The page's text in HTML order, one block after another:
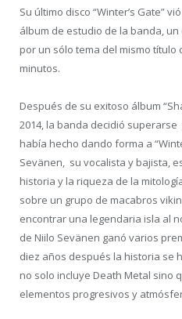
Su último disco “Winter’s Gate”
álbum de estudio de la banda,
por un sólo tema del mismo título
minutos.
Después de su exitoso álbum
2014, la banda decidió
había hecho dando forma a
Sevänen, su vocalista y bajista,
historia y la riqueza de la
sobre un grupo de macabros
encontrar una legendaria isla al
de Niilo Sevänen ganó varios
diez años después la historia se
no solo incluye Death Metal sino
elementos progresivos y